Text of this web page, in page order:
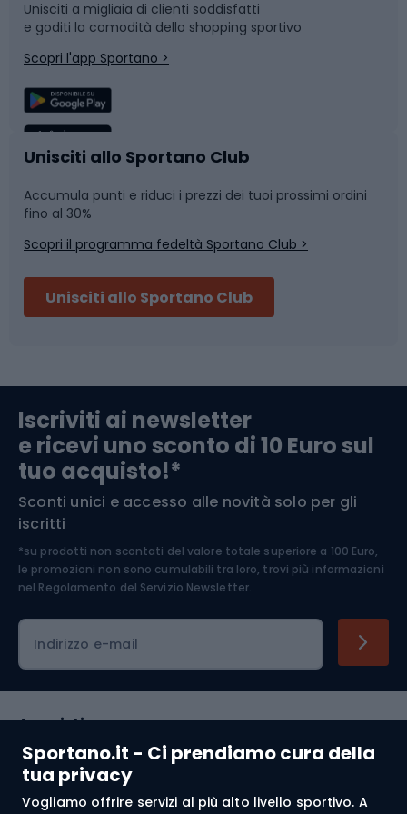
Sportano.it - Ci prendiamo cura della
tua privacy
Vogliamo offrire servizi al più alto livello sportivo. A
Corsa
Sport di squadra
Caschi da ciclismo
Skitouring
Abbigliamento da escursionismo
Snowboard
Camminata nordica
Nuoto
Pattinaggio
Componenti per biciclette
Arrampicata
Medicina dello sport
Abbigliamento ciclistico
Unisciti a migliaia di clienti soddisfatti
e goditi la comodità dello shopping sportivo
Scopri l'app Sportano >
Unisciti allo Sportano Club
Accumula punti e riduci i prezzi dei tuoi prossimi ordini
fino al 30%
Scopri il programma fedeltà Sportano Club >
Unisciti allo Sportano Club
Iscriviti ai newsletter
e ricevi uno sconto di 10 Euro sul
tuo acquisto!*
Sconti unici e accesso alle novità solo per gli
iscritti
*su prodotti non scontati del valore totale superiore a 100 Euro,
le promozioni non sono cumulabili tra loro, trovi più informazioni
nel Regolamento del Servizio Newsletter.
Indirizzo e-mail
Acquisti
Servizio clienti